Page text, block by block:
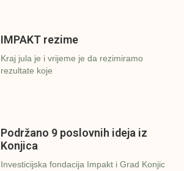
IMPAKT rezime
Kraj jula je i vrijeme je da rezimiramo
rezultate koje
Podržano 9 poslovnih ideja iz
Konjica
Investicijska fondacija Impakt i Grad Konjic